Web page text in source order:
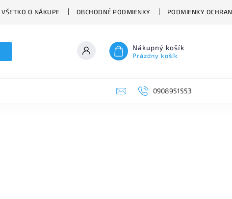
VŠETKO O NÁKUPE OBCHODNÉ PODMIENKY PODMIENKY
Nákupný košík
Prázdny košík
0908951553